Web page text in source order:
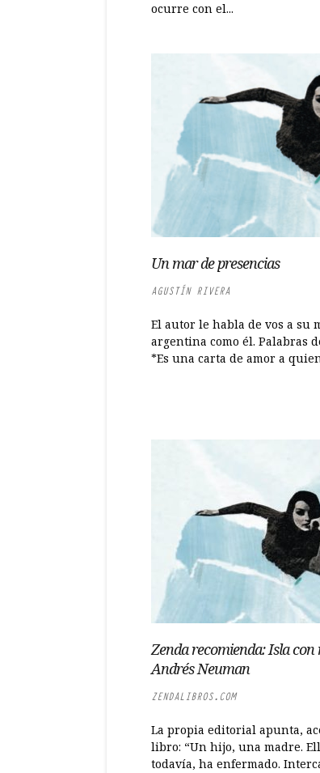
ocurre con el...
Un mar de presencias
AGUSTÍN RIVERA
El autor le habla de vos a su
argentina como él. Palabras
*Es una carta de amor a
Zenda recomienda: Isla con
Andrés Neuman
ZENDALIBROS.COM
La propia editorial apunta,
libro: “Un hijo, una madre.
todavía, ha enfermado.